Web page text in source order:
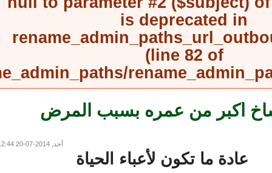
is deprecated in
(line82of
أكبر من عمره بسبب المرض
عادة ما تكون لأعباء الحياة